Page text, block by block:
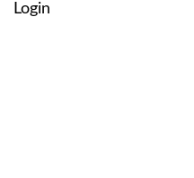
Login